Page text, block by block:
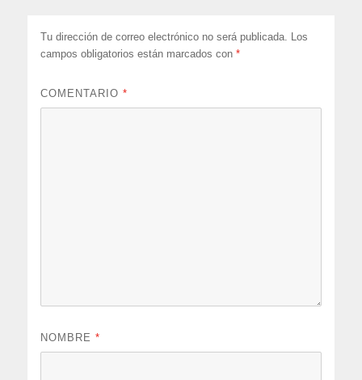
Tu dirección de correo electrónico no será publicada. Los
campos obligatorios están marcados con*
COMENTARIO*
NOMBRE*